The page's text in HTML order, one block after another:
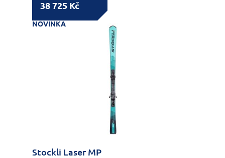
38 725 Kč
NOVINKA
Stockli Laser MP